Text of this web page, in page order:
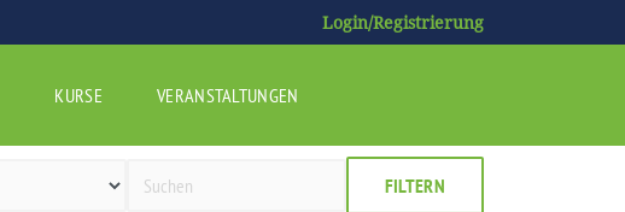
Login/Registrierung
KURSE VERANSTALTUNGEN
FILTERN